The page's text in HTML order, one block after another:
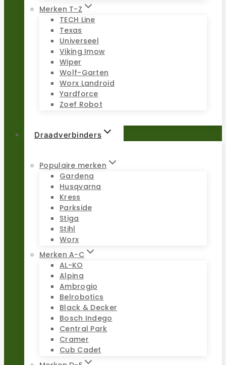
Merken T-Z
TECH Line
Texas
Universeel
Viking Imow
Wiper
Wolf-Garten
Worx Landroid
Yardforce
Zoef Robot
Draadverbinders
Populaire merken
Gardena
Husqvarna
Kress
Parkside
Stiga
Stihl
Worx
Merken A-C
AL-KO
Alpina
Ambrogio
Belrobotics
Black & Decker
Bosch Indego
Central Park
Cramer
Cub Cadet